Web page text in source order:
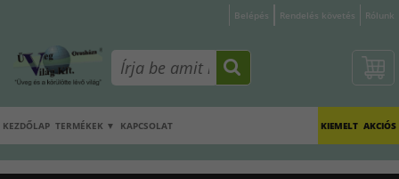
Rólunk
Rendelés követés
Belépés
KEZDŐLAP TERMÉKEK ▼ KAPCSOLAT AKCIÓS
KIEMELT